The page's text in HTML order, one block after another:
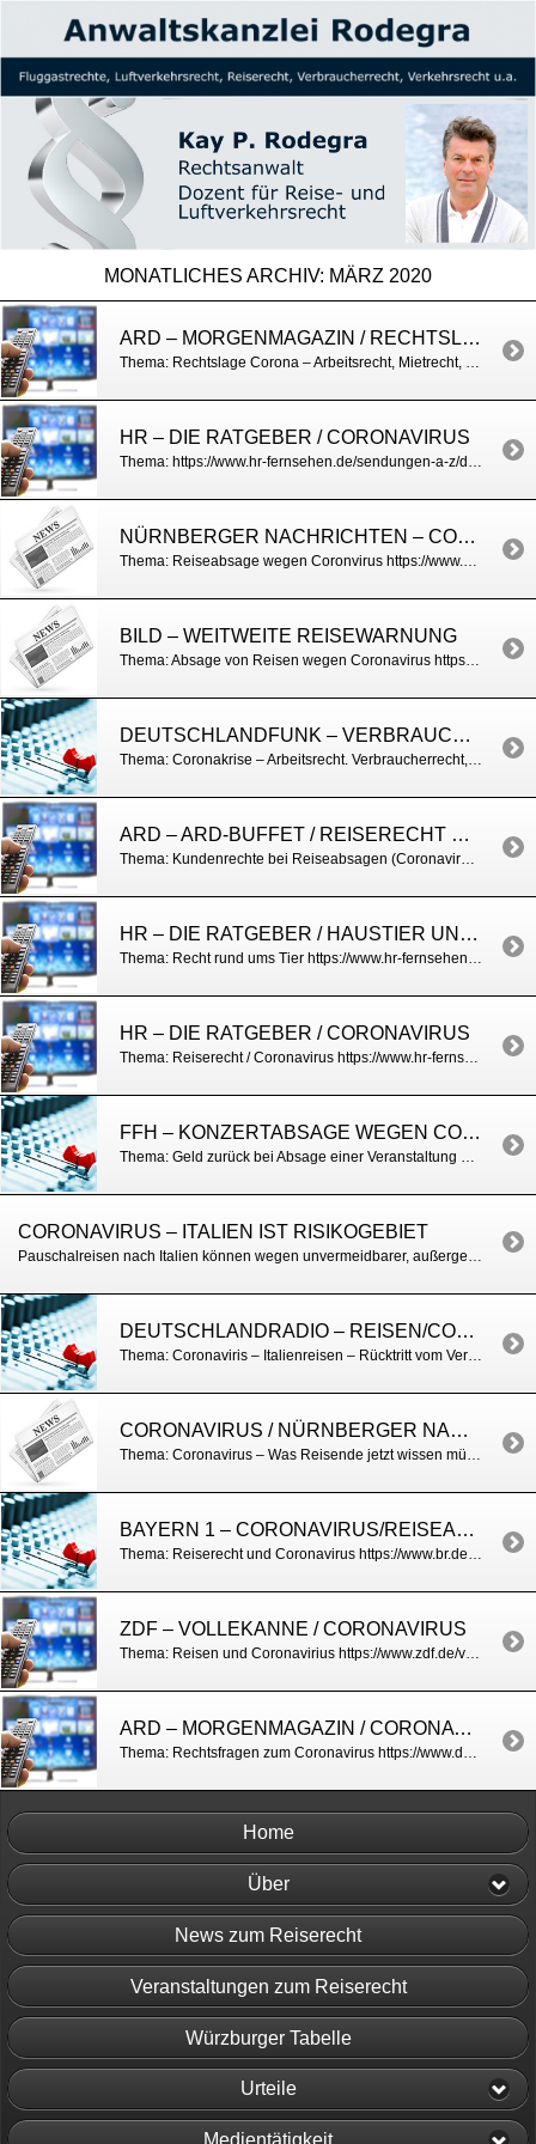
MONATLICHES ARCHIV: MÄRZ 2020
ARD – MORGENMAGAZIN / RECHTSLAGE CORONA
Thema: Rechtslage Corona – Arbeitsrecht, Mietrecht, Reiserecht, Verbraucherrecht https://www.daserste.de/information/politik-weltgeschehen/morgenmagazin/service/service-corona-recht-update-102.html
HR – DIE RATGEBER / CORONAVIRUS
Thema: https://www.hr-fernsehen.de/sendungen-a-z/die-ratgeber/sendungen/die-ratgeber–osterurlaub-in-zeiten-von-corona,sendung-85056.html
NÜRNBERGER NACHRICHTEN – CORONA UND REISEN
Thema: Reiseabsage wegen Coronvirus https://www.nordbayern.de/wirtschaft/corona-und-reisen-verbrauchern-drohen-hohe-stornokosten-1.9975451?cache=%3F
BILD – WEITWEITE REISEWARNUNG
Thema: Absage von Reisen wegen Coronavirus https://www.bild.de/bild-plus/reise/service/service/coronavirus-was-passiert-mit-meinen-urlaubsplaenen-69371924.bild.html
DEUTSCHLANDFUNK – VERBRAUCHERRECHT / CORONAKRISE
Thema: Coronakrise – Arbeitsrecht. Verbraucherrecht, Reiserecht https://www.deutschlandfunk.de/corona-pandemie-diese-rechte-haben-verbraucher.772.de.html?dram:article_id=468530
ARD – ARD-BUFFET / REISERECHT UND CORONAVIRUS
Thema: Kundenrechte bei Reiseabsagen (Coronavirus) https://www.swr.de/buffet/leben/weltweite-reisewarnung-ihre-rechte-bei-reiseausfaellen/-/id=257304/did=25236496/nid=257304/1qrbdyo/index.html
HR – DIE RATGEBER / HAUSTIER UND RECHT
Thema: Recht rund ums Tier https://www.hr-fernsehen.de/sendungen-a-z/die-ratgeber/sendungen/die-ratgeber–coronavirus-in-hessen-was-tun-wenn-schulen-und-kindergaerten-dicht-sind,sendung-83154.html
HR – DIE RATGEBER / CORONAVIRUS
Thema: Reiserecht / Coronavirus https://www.hr-fernsehen.de/sendungen-a-z/die-ratgeber/sendungen/die-ratgeber–coronavirus-in-hessen-was-tun-wenn-schulen-und-kindergaerten-dicht-sind,sendung-83154.html
FFH – KONZERTABSAGE WEGEN CORONAVIRUS
Thema: Geld zurück bei Absage einer Veranstaltung https://www.ffh.de/nachrichten/magazin/toController/Topic/toAction/show/toId/233450/toTopic/coronavirus-diese-veranstaltungen-fallen-aus.html
CORONAVIRUS – ITALIEN IST RISIKOGEBIET
Pauschalreisen nach Italien können wegen unvermeidbarer, außergewöhnlicher Umstände kostenfrei storniert werden. Das Robert-Koch-Institut erklärt Italien zum Risikogebiet. Weitere Infos: https://www.tagesschau.de/inland/coronavirus-deutschland-167.html
DEUTSCHLANDRADIO – REISEN/CORONAVIRUS
Thema: Coronaviris – Italienreisen – Rücktritt vom Vertrag https://www.deutschlandfunk.de/italienurlaub-reiserechtler-bei-pauschalreisen-kostenfrei.697.de.html?dram:article_id=472145
CORONAVIRUS / NÜRNBERGER NACHRICHTEN
Thema: Coronavirus – Was Reisende jetzt wissen müssen https://www.nordbayern.de/region/sudtirol-ist-corona-risikogebiet-was-reisende-wissen-mussen-1.9911990?cache=%3F%3Fsearched%3Dtrue%3Fbctid%3D6077176780001
BAYERN 1 – CORONAVIRUS/REISEABSAGEN U.A.
Thema: Reiserecht und Coronavirus https://www.br.de/radio/bayern1/coronavirus-reiseruecktritt-100.html
ZDF – VOLLEKANNE / CORONAVIRUS
Thema: Reisen und Coronavirius https://www.zdf.de/verbraucher/volle-kanne/coronavirus-reiserecht-100.html
ARD – MORGENMAGAZIN / CORONAVIRIUS
Thema: Rechtsfragen zum Coronavirus https://www.daserste.de/information/politik-weltgeschehen/morgenmagazin/service/service-coronavirus-rechtliche-aspekte-100.html
Home
Über
News zum Reiserecht
Veranstaltungen zum Reiserecht
Würzburger Tabelle
Urteile
Medientätigkeit